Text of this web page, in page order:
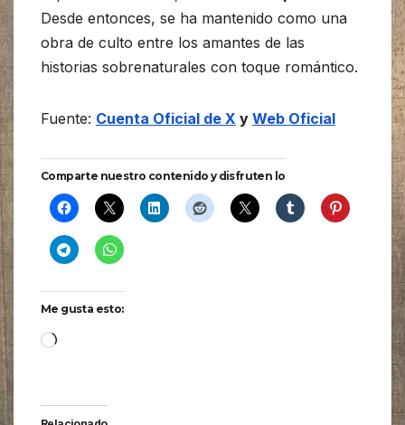
Desde entonces, se ha mantenido como una
obra de culto entre los amantes de las
historias sobrenaturales con toque romántico.
Fuente: Cuenta Oficial de X y Web Oficial
Comparte nuestro contenido y disfruten lo
Me gusta esto:
Cargando...